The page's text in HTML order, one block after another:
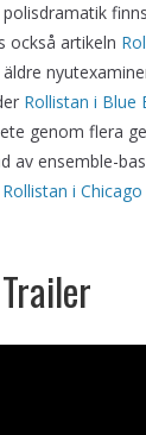
också artikeln
Rollistan i Blue
genom flera
av ensemble-
Rollistan i Chicago